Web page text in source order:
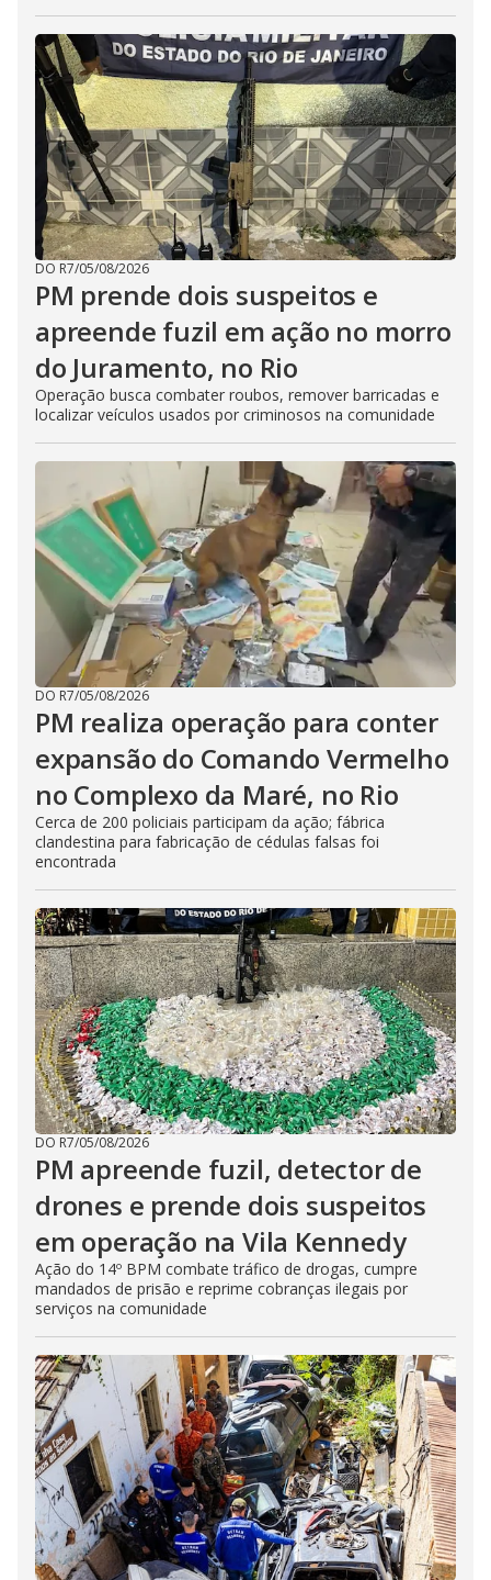
DO R7/05/08/2026
PM prende dois suspeitos e
apreende fuzil em ação no morro
do Juramento, no Rio
Operação busca combater roubos, remover barricadas e
localizar veículos usados por criminosos na comunidade
DO R7/05/08/2026
PM realiza operação para conter
expansão do Comando Vermelho
no Complexo da Maré, no Rio
Cerca de 200 policiais participam da ação; fábrica
clandestina para fabricação de cédulas falsas foi
encontrada
DO R7/05/08/2026
PM apreende fuzil, detector de
drones e prende dois suspeitos
em operação na Vila Kennedy
Ação do 14º BPM combate tráfico de drogas, cumpre
mandados de prisão e reprime cobranças ilegais por
serviços na comunidade